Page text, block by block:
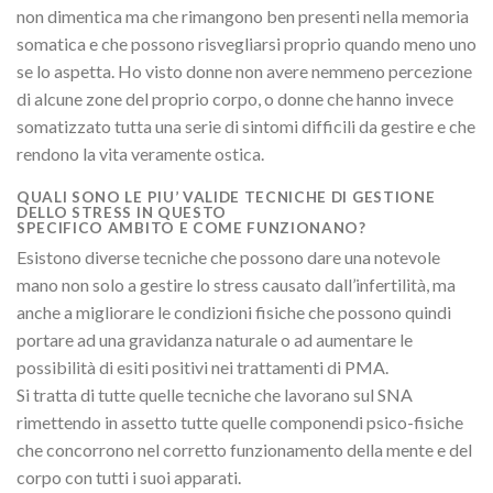
non dimentica ma che rimangono ben presenti nella memoria
somatica e che possono risvegliarsi proprio quando meno uno
se lo aspetta. Ho visto donne non avere nemmeno percezione
di alcune zone del proprio corpo, o donne che hanno invece
somatizzato tutta una serie di sintomi difficili da gestire e che
rendono la vita veramente ostica.
QUALI SONO LE PIU’ VALIDE TECNICHE DI GESTIONE
DELLO STRESS IN QUESTO
SPECIFICO AMBITO E COME FUNZIONANO?
Esistono diverse tecniche che possono dare una notevole
mano non solo a gestire lo stress causato dall’infertilità, ma
anche a migliorare le condizioni fisiche che possono quindi
portare ad una gravidanza naturale o ad aumentare le
possibilità di esiti positivi nei trattamenti di PMA.
Si tratta di tutte quelle tecniche che lavorano sul SNA
rimettendo in assetto tutte quelle componendi psico-fisiche
che concorrono nel corretto funzionamento della mente e del
corpo con tutti i suoi apparati.